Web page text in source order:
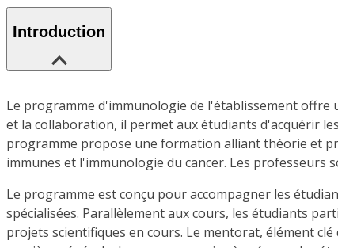
Introduction
Le programme d'immunologie de l'établissement offre
et la collaboration, il permet aux étudiants d'acquérir
programme propose une formation alliant théorie et
immunes et l'immunologie du cancer. Les
Le programme est conçu pour accompagner les
spécialisées. Parallèlement aux cours, les étudiants
projets scientifiques en cours. Le mentorat, élément